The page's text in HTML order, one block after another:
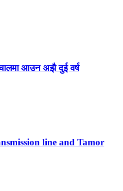
आउन अझै दुई वर्ष
line and Tamor